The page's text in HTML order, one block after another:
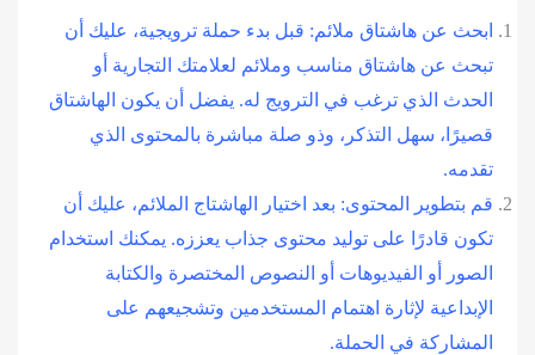
ابحث عن هاشتاق ملائم: قبل بدء حملة ترويجية، عليك أن
تبحث عن هاشتاق مناسب وملائم لعلامتك التجارية أو
الحدث الذي ترغب في الترويج له. يفضل أن يكون الهاشتاق
قصيرًا، سهل التذكر، وذو صلة مباشرة بالمحتوى الذي
تقدمه.
قم بتطوير المحتوى: بعد اختيار الهاشتاج الملائم، عليك أن
تكون قادرًا على توليد محتوى جذاب يعززه. يمكنك استخدام
الصور أو الفيديوهات أو النصوص المختصرة والكتابة
الإبداعية لإثارة اهتمام المستخدمين وتشجيعهم على
المشاركة في الحملة.